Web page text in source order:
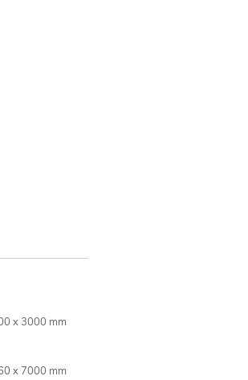
x 3000 mm
x 7000 mm